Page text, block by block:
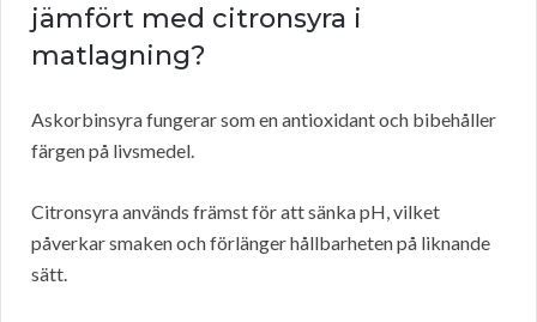
jämfört med citronsyra i
matlagning?
Askorbinsyra fungerar som en antioxidant och bibehåller
färgen på livsmedel.
Citronsyra används främst för att sänka pH, vilket
påverkar smaken och förlänger hållbarheten på liknande
sätt.